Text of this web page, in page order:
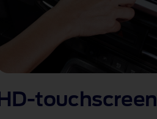
HD-touchscreen